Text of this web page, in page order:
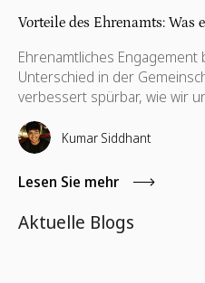
Vorteile des Ehrenamts: Was
Ehrenamtliches
Unterschied in der
verbessert spürbar, wie wir
vernetzen und wie wir
Von der psychischen
Entwicklung – die Vorteile
was die meisten erwarten.
Kumar Siddhant
Lesen Sie mehr
Aktuelle Blogs